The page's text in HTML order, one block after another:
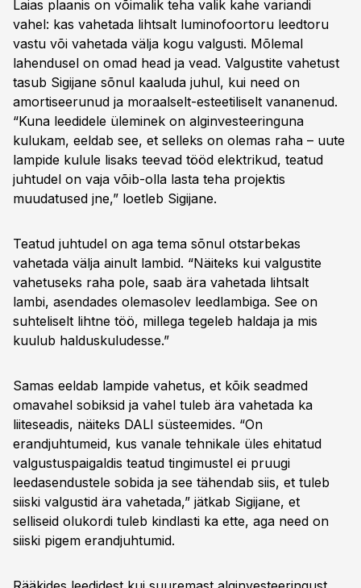
Laias plaanis on võimalik teha valik kahe variandi
vahel: kas vahetada lihtsalt luminofoortoru leedtoru
vastu või vahetada välja kogu valgusti. Mõlemal
lahendusel on omad head ja vead. Valgustite vahetust
tasub Sigijane sõnul kaaluda juhul, kui need on
amortiseerunud ja moraalselt-esteetiliselt vananenud.
“Kuna leedidele üleminek on alginvesteeringuna
kulukam, eeldab see, et selleks on olemas raha – uute
lampide kulule lisaks teevad tööd elektrikud, teatud
juhtudel on vaja võib-olla lasta teha projektis
muudatused jne,” loetleb Sigijane.
Teatud juhtudel on aga tema sõnul otstarbekas
vahetada välja ainult lambid. “Näiteks kui valgustite
vahetuseks raha pole, saab ära vahetada lihtsalt
lambi, asendades olemasolev leedlambiga. See on
suhteliselt lihtne töö, millega tegeleb haldaja ja mis
kuulub halduskuludesse.”
Samas eeldab lampide vahetus, et kõik seadmed
omavahel sobiksid ja vahel tuleb ära vahetada ka
liiteseadis, näiteks DALI süsteemides. “On
erandjuhtumeid, kus vanale tehnikale üles ehitatud
valgustuspaigaldis teatud tingimustel ei pruugi
leedasendustele sobida ja see tähendab siis, et tuleb
siiski valgustid ära vahetada,” jätkab Sigijane, et
selliseid olukordi tuleb kindlasti ka ette, aga need on
siiski pigem erandjuhtumid.